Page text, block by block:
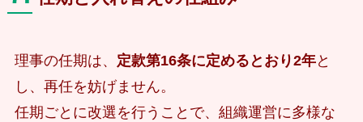
理事の任期は、 定款第16条に定めるとおり2年と
し、再任を妨げません。
任期ごとに改選を行うことで、組織運営に多様な